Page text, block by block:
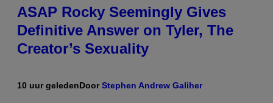
ASAP Rocky Seemingly Gives
Definitive Answer on Tyler, The
Creator’s Sexuality
10 uur geledenDoorStephen Andrew Galiher